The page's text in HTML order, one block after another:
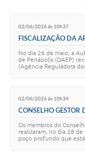
Editais
Telefones Úteis
Enquete
02/06/2026 às 10h37
FISCALIZAÇÃO DA
No dia 26 de maio, a
de Penápolis (DAEP)
(Agência Reguladora
02/06/2026 às 10h34
CONSELHO GESTOR
Os membros do
realizaram, no dia 28
poço profundo que